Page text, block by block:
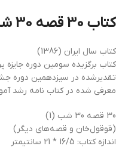
کتاب 30 قصه 30 شب
کتاب سال ایران (1386)
کتاب برگزیده سومین دوره جایزه
تقدیرشده در سیزدهمین دوره
معرفی شده در کتاب نامه رشد
30 قصه 30 شب (1)
(قوقول‌خان و قصه‌های دیگر)
اندازه کتاب: 16/5 * 21 سانتیمتر